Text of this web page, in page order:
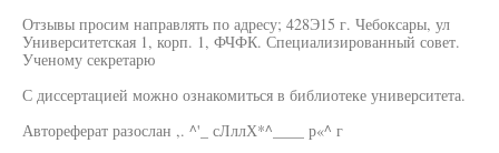
Отзывы просим направлять по адресу; 428Э15 г. Чебоксары, ул
Университетская 1, корп. 1, ФЧФК. Специализированный совет.
Ученому секретарю
С диссертацией можно ознакомиться в библиотеке университета.
Автореферат разослан ,. ^'_ сЛллХ*^____ р«^ г